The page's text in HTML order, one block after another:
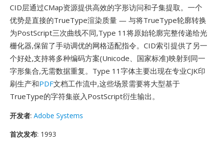
CID层通过CMap资源提供高效的字形访问和子集提取。一个
优势是直接的TrueType渲染质量 — 与将TrueType轮廓转换
为PostScript三次曲线不同,Type 11将原始轮廓完整传递给光
栅化器,保留了手动调优的网格适配指令。CID索引提供了另一
个好处,支持将多种编码方案(Unicode、国家标准)映射到同一
字形集合,无需数据重复。Type 11字体主要出现在专业CJK印
刷生产和PDF文档工作流中,这些场景需要将大型基于
TrueType的字符集嵌入PostScript衍生输出。
开发者: Adobe Systems
首次发布: 1993